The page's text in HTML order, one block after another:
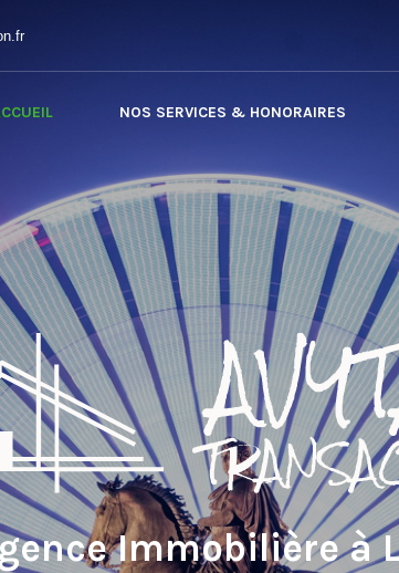
NOS SERVICES & HONORAIRES
Immobilière à